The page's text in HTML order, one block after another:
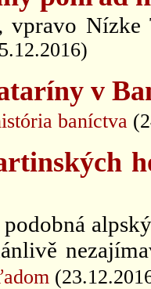
vpravo
v
baníctva
podobná